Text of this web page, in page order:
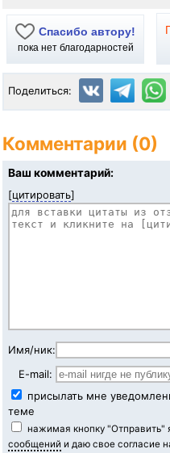
Спасибо автору!
пока нет благодарностей
Поделиться:
Комментарии (0)
Ваш комментарий:
[цитировать]
Имя/ник:
E-mail:
присылать мне
теме
нажимая кнопку "Отправить"
сообщений и даю свое согласие